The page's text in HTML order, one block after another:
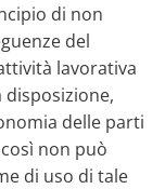
di non
del
lavorativa
disposizione,
delle parti
non può
di uso di tale